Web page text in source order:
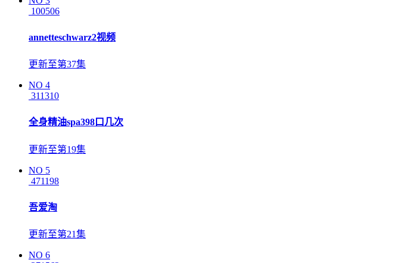
100506
annetteschwarz2视频
更新至第37集
NO 4
311310
全身精油spa398口几次
更新至第19集
NO 5
471198
吾爱淘
更新至第21集
NO 6